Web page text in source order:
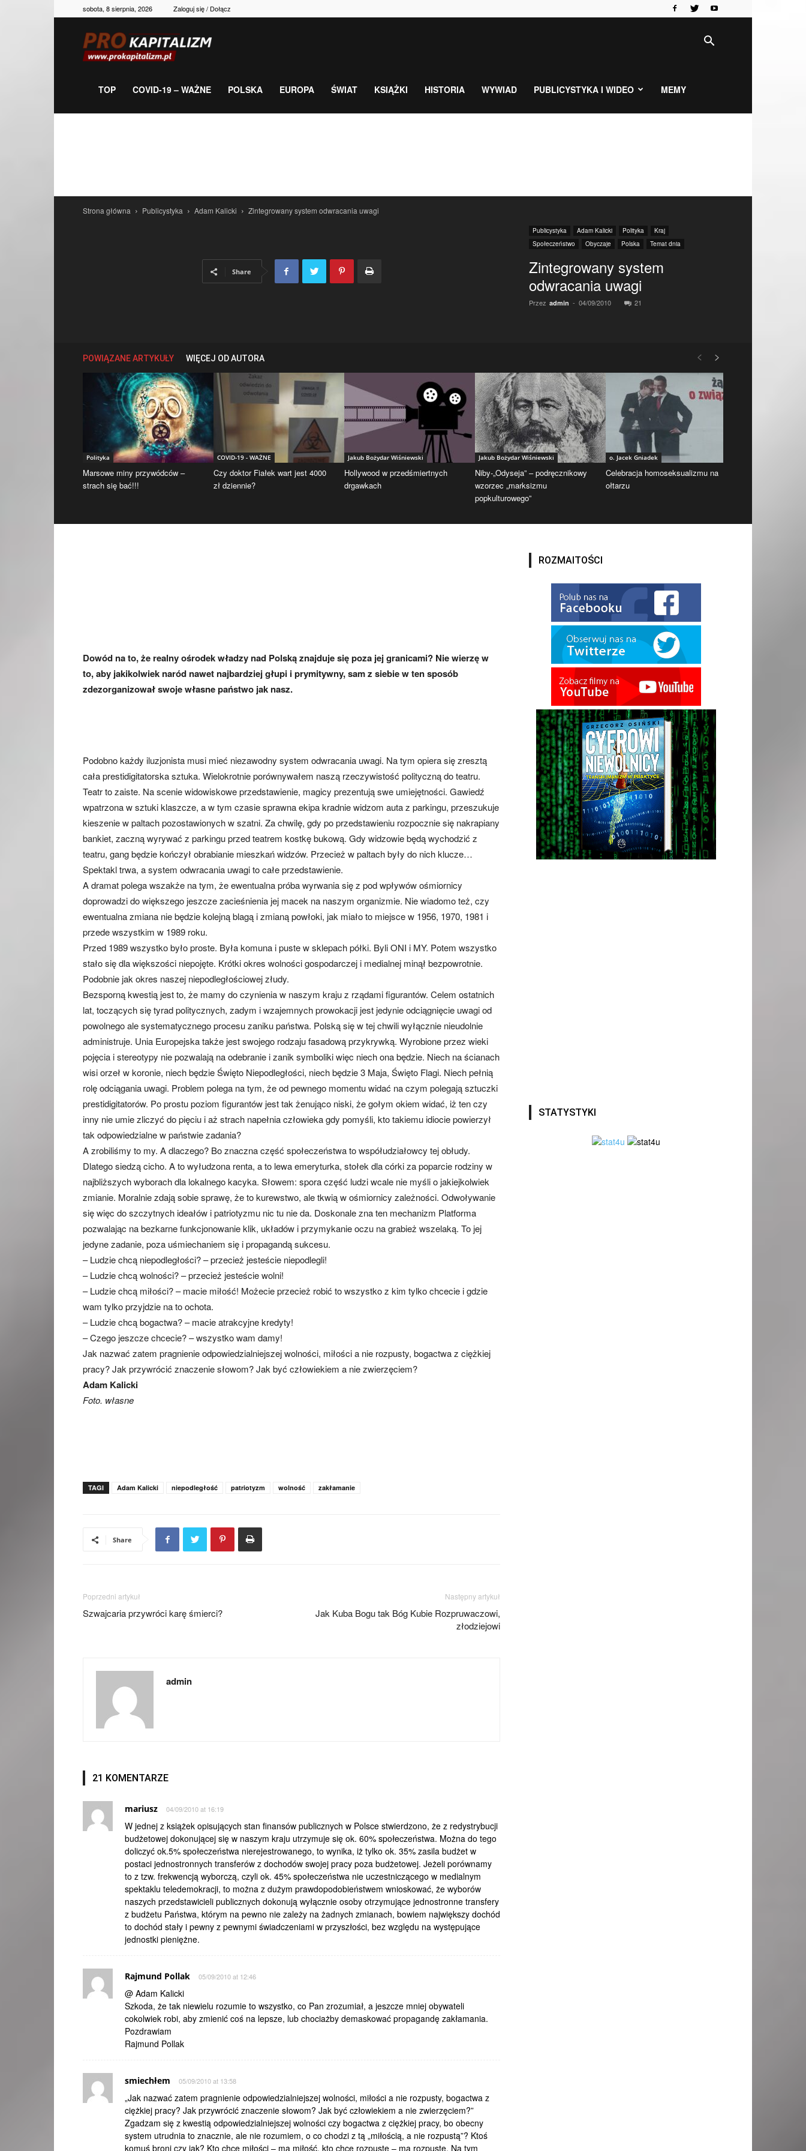
sobota, 8 sierpnia, 2026 Zaloguj się / Dołącz
gospodarka,
TOP COVID-19 – WAŻNE POLSKA EUROPA ŚWIAT KSIĄŻKI HISTORIA WYWIAD PUBLICYSTYKA I WIDEO MEMY
Strona główna Publicystyka Adam Kalicki Zintegrowany system odwracania uwagi
Publicystyka Adam Kalicki Polityka
Kraj
Społeczeństwo
Obyczaje Polska Temat dnia
Zintegrowany system
odwracania uwagi
Przez admin - 04/09/2010 21
Share
POWIĄZANE ARTYKUŁY WIĘCEJ OD AUTORA
Polityka
Marsowe miny przywódców –
strach się bać!!!
COVID-19 - WAŻNE
Czy doktor Fiałek wart jest 4000
zł dziennie?
Jakub Bożydar Wiśniewski
Hollywood w przedśmiertnych
drgawkach
Jakub Bożydar Wiśniewski
Niby-„Odyseja” – podręcznikowy
wzorzec „marksizmu
popkulturowego”
o. Jacek Gniadek
Celebracja homoseksualizmu na
ołtarzu
Dowód na to, że realny ośrodek władzy nad Polską znajduje się poza jej granicami? Nie wierzę w
to, aby jakikolwiek naród nawet najbardziej głupi i prymitywny, sam z siebie w ten sposób
zdezorganizował swoje własne państwo jak nasz.
Podobno każdy iluzjonista musi mieć niezawodny system odwracania uwagi. Na tym opiera się zresztą
cała prestidigitatorska sztuka. Wielokrotnie porównywałem naszą rzeczywistość polityczną do teatru.
Teatr to zaiste. Na scenie widowiskowe przedstawienie, magicy prezentują swe umiejętności. Gawiedź
wpatrzona w sztuki klaszcze, a w tym czasie sprawna ekipa kradnie widzom auta z parkingu, przeszukuje
kieszenie w paltach pozostawionych w szatni. Za chwilę, gdy po przedstawieniu rozpocznie się nakrapiany
bankiet, zaczną wyrywać z parkingu przed teatrem kostkę bukową. Gdy widzowie będą wychodzić z
teatru, gang będzie kończył obrabianie mieszkań widzów. Przecież w paltach były do nich klucze…
Spektakl trwa, a system odwracania uwagi to całe przedstawienie.
A dramat polega wszakże na tym, że ewentualna próba wyrwania się z pod wpływów ośmiornicy
doprowadzi do większego jeszcze zacieśnienia jej macek na naszym organizmie. Nie wiadomo też, czy
ewentualna zmiana nie będzie kolejną blagą i zmianą powłoki, jak miało to miejsce w 1956, 1970, 1981 i
przede wszystkim w 1989 roku.
Przed 1989 wszystko było proste. Była komuna i puste w sklepach półki. Byli ONI i MY. Potem wszystko
stało się dla większości niepojęte. Krótki okres wolności gospodarczej i medialnej minął bezpowrotnie.
Podobnie jak okres naszej niepodległościowej złudy.
Bezsporną kwestią jest to, że mamy do czynienia w naszym kraju z rządami figurantów. Celem ostatnich
lat, toczących się tyrad politycznych, zadym i wzajemnych prowokacji jest jedynie odciągnięcie uwagi od
powolnego ale systematycznego procesu zaniku państwa. Polską się w tej chwili wyłącznie nieudolnie
administruje. Unia Europejska także jest swojego rodzaju fasadową przykrywką. Wyrobione przez wieki
pojęcia i stereotypy nie pozwalają na odebranie i zanik symboliki więc niech ona będzie. Niech na ścianach
wisi orzeł w koronie, niech będzie Święto Niepodległości, niech będzie 3 Maja, Święto Flagi. Niech pełnią
rolę odciągania uwagi. Problem polega na tym, że od pewnego momentu widać na czym polegają sztuczki
prestidigitatorów. Po prostu poziom figurantów jest tak żenująco niski, że gołym okiem widać, iż ten czy
inny nie umie zliczyć do pięciu i aż strach napełnia człowieka gdy pomyśli, kto takiemu idiocie powierzył
tak odpowiedzialne w państwie zadania?
A zrobiliśmy to my. A dlaczego? Bo znaczna część społeczeństwa to współudziałowcy tej obłudy.
Dlatego siedzą cicho. A to wyłudzona renta, a to lewa emeryturka, stołek dla córki za poparcie rodziny w
najbliższych wyborach dla lokalnego kacyka. Słowem: spora część ludzi wcale nie myśli o jakiejkolwiek
zmianie. Moralnie zdają sobie sprawę, że to kurewstwo, ale tkwią w ośmiornicy zależności. Odwoływanie
się więc do szczytnych ideałów i patriotyzmu nic tu nie da. Doskonale zna ten mechanizm Platforma
pozwalając na bezkarne funkcjonowanie klik, układów i przymykanie oczu na grabież wszelaką. To jej
jedyne zadanie, poza uśmiechaniem się i propagandą sukcesu.
– Ludzie chcą niepodległości? – przecież jesteście niepodlegli!
– Ludzie chcą wolności? – przecież jesteście wolni!
– Ludzie chcą miłości? – macie miłość! Możecie przecież robić to wszystko z kim tylko chcecie i gdzie
wam tylko przyjdzie na to ochota.
– Ludzie chcą bogactwa? – macie atrakcyjne kredyty!
– Czego jeszcze chcecie? – wszystko wam damy!
Jak nazwać zatem pragnienie odpowiedzialniejszej wolności, miłości a nie rozpusty, bogactwa z ciężkiej
pracy? Jak przywrócić znaczenie słowom? Jak być człowiekiem a nie zwierzęciem?
Adam Kalicki
Foto. własne
TAGI Adam Kalicki niepodległość patriotyzm wolność zakłamanie
Share
Poprzedni artykuł
Szwajcaria przywróci karę śmierci?
Następny artykuł
Jak Kuba Bogu tak Bóg Kubie Rozpruwaczowi,
złodziejowi
admin
21 KOMENTARZE
mariusz 04/09/2010 at 16:19
W jednej z książek opisujących stan finansów publicznych w Polsce stwierdzono, że z redystrybucji
budżetowej dokonującej się w naszym kraju utrzymuje się ok. 60% społeczeństwa. Można do tego
doliczyć ok.5% społeczeństwa nierejestrowanego, to wynika, iż tylko ok. 35% zasila budżet w
postaci jednostronnych transferów z dochodów swojej pracy poza budżetowej. Jeżeli porównamy
to z tzw. frekwencją wyborczą, czyli ok. 45% społeczeństwa nie uczestniczącego w medialnym
spektaklu teledemokracji, to można z dużym prawdopodobieństwem wnioskować, że wyborów
naszych przedstawicieli publicznych dokonują wyłącznie osoby otrzymujące jednostronne transfery
z budżetu Państwa, którym na pewno nie zależy na żadnych zmianach, bowiem największy dochód
to dochód stały i pewny z pewnymi świadczeniami w przyszłości, bez względu na występujące
jednostki pieniężne.
Rajmund Pollak 05/09/2010 at 12:46
@ Adam Kalicki
Szkoda, że tak niewielu rozumie to wszystko, co Pan zrozumiał, a jeszcze mniej obywateli
cokolwiek robi, aby zmienić coś na lepsze, lub chociażby demaskować propagandę zakłamania.
Pozdrawiam
Rajmund Pollak
smiechłem 05/09/2010 at 13:58
„Jak nazwać zatem pragnienie odpowiedzialniejszej wolności, miłości a nie rozpusty, bogactwa z
ciężkiej pracy? Jak przywrócić znaczenie słowom? Jak być człowiekiem a nie zwierzęciem?”
Zgadzam się z kwestią odpowiedzialniejszej wolności czy bogactwa z ciężkiej pracy, bo obecny
system utrudnia to znacznie, ale nie rozumiem, o co chodzi z tą „miłością, a nie rozpustą”? Ktoś
komuś broni czy jak? Kto chce miłości – ma miłość, kto chcę rozpustę – ma rozpustę. Na tym
ROZMAITOŚCI
STATYSTYKI